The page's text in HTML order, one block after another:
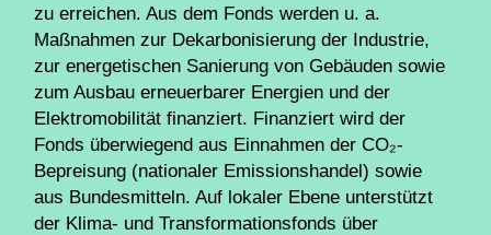
zu erreichen. Aus dem Fonds werden u. a.
Maßnahmen zur Dekarbonisierung der Industrie,
zur energetischen Sanierung von Gebäuden sowie
zum Ausbau erneuerbarer Energien und der
Elektromobilität finanziert. Finanziert wird der
Fonds überwiegend aus Einnahmen der CO₂-
Bepreisung (nationaler Emissionshandel) sowie
aus Bundesmitteln. Auf lokaler Ebene unterstützt
der Klima- und Transformationsfonds über